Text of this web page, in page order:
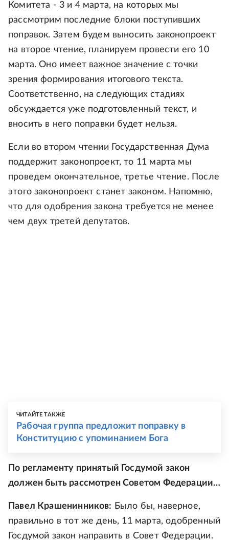
Комитета - 3 и 4 марта, на которых мы
рассмотрим последние блоки поступивших
поправок. Затем будем выносить законопроект
на второе чтение, планируем провести его 10
марта. Оно имеет важное значение с точки
зрения формирования итогового текста.
Соответственно, на следующих стадиях
обсуждается уже подготовленный текст, и
вносить в него поправки будет нельзя.
Если во втором чтении Государственная Дума
поддержит законопроект, то 11 марта мы
проведем окончательное, третье чтение. После
этого законопроект станет законом. Напомню,
что для одобрения закона требуется не менее
чем двух третей депутатов.
ЧИТАЙТЕ ТАКЖЕ
Рабочая группа предложит поправку в
Конституцию с упоминанием Бога
По регламенту принятый Госдумой закон
должен быть рассмотрен Советом Федерации…
Павел Крашенинников: Было бы, наверное,
правильно в тот же день, 11 марта, одобренный
Госдумой закон направить в Совет Федерации.